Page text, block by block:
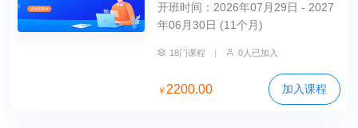
开班时间：2026年07月29日 - 2027
年06月30日 (11个月)
18门课程 0人已加入
￥2200.00 加入课程